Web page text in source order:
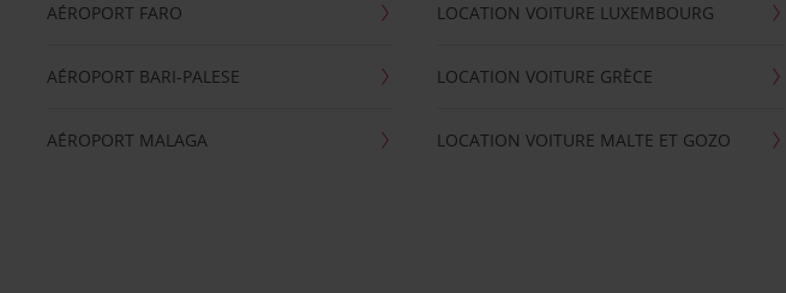
AÉROPORT FARO
AÉROPORT BARI-PALESE
AÉROPORT MALAGA
LOCATION VOITURE LUXEMBOURG
LOCATION VOITURE GRÈCE
LOCATION VOITURE MALTE ET GOZO